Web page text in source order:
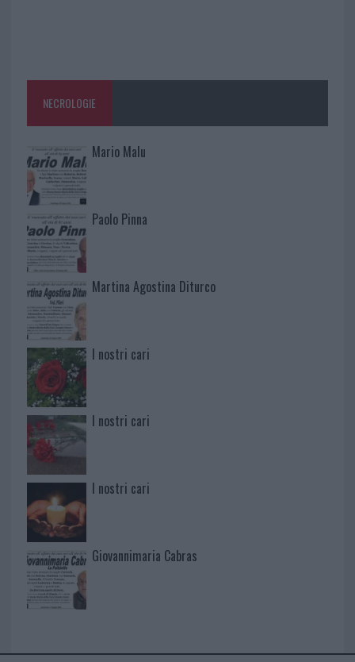
NECROLOGIE
Mario Malu
Paolo Pinna
Martina Agostina Diturco
I nostri cari
I nostri cari
I nostri cari
Giovannimaria Cabras